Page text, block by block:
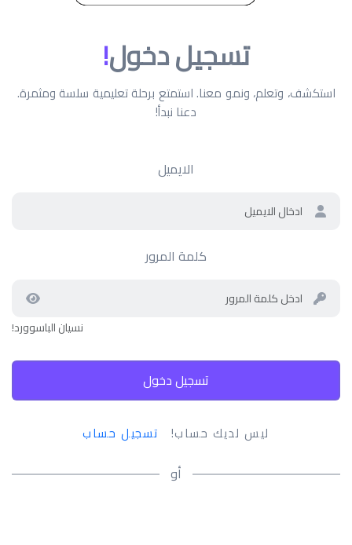
تسجيل دخول!
استكشف، وتعلم، ونمو معنا. استمتع برحلة تعليمية سلسة ومثمرة.
دعنا نبدأ!
الايميل
كلمة المرور
نسيان الباسوورد!
تسجيل دخول
ليس لديك حساب! تسجيل حساب
أو